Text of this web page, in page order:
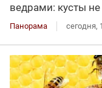
ведрами: кусты
Панорама сегодня,